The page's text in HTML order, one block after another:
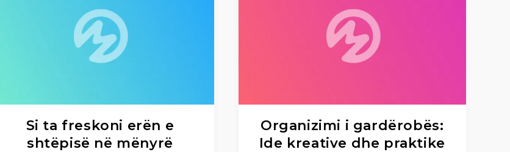
Si ta freskoni erën e
shtëpisë në mënyrë
Organizimi i gardërobës:
Ide kreative dhe praktike